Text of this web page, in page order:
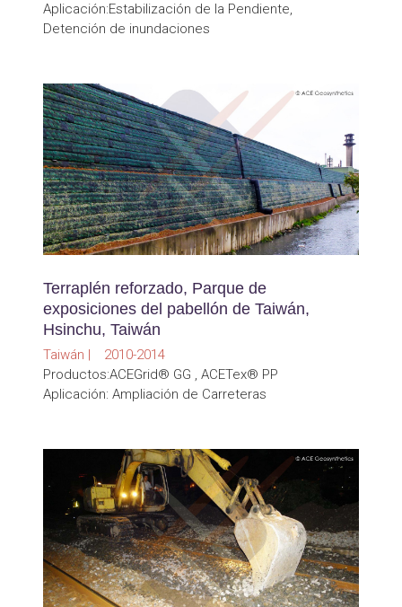
Aplicación:Estabilización de la Pendiente,
Detención de inundaciones
Terraplén reforzado, Parque de
exposiciones del pabellón de Taiwán,
Hsinchu, Taiwán
Taiwán | 2010-2014
Productos:ACEGrid® GG , ACETex® PP
Aplicación: Ampliación de Carreteras